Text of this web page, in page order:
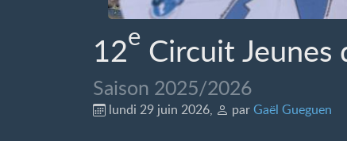
12e Circuit Jeunes
Saison 2025/2026
lundi 29 juin 2026, parGaël Gueguen